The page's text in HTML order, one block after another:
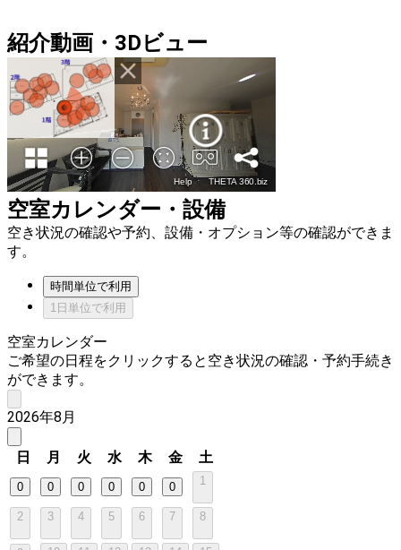
紹介動画・3Dビュー
空室カレンダー・設備
空き状況の確認や予約、設備・オプション等の確認ができま
す。
時間単位で利用
1日単位で利用
空室カレンダー
ご希望の日程をクリックすると空き状況の確認・予約手続き
ができます。
2026年8月
日 月 火 水 木 金 土
0 0 0 0 0 0 1
2 3 4 5 6 7 8